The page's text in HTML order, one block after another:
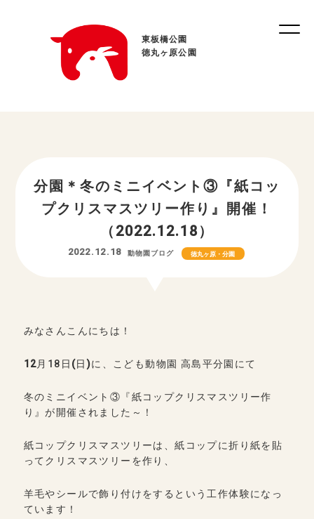
東板橋公園
徳丸ヶ原公園
分園＊冬のミニイベント③『紙コッ
プクリスマスツリー作り』開催！
（2022.12.18）
2022.12.18 動物園ブログ 徳丸ヶ原・分園
みなさんこんにちは！
12月18日 (日 )に、こども動物園 高島平分園にて
冬のミニイベント③『紙コップクリスマスツリー作
り』が開催されました～！
紙コップクリスマスツリーは、紙コップに折り紙を貼
ってクリスマスツリーを作り、
羊毛やシールで飾り付けをするという工作体験になっ
ています！